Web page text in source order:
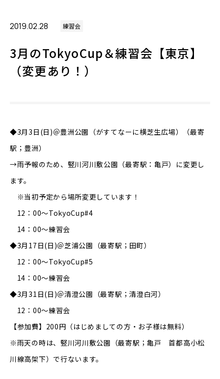
2019.02.28 練習会
3月のTokyoCup＆練習会【東京】
（変更あり！）
◆3月3日(日)＠豊洲公園（がすてなーに横芝生広場）（最寄
駅；豊洲）
→雨予報のため、竪川河川敷公園（最寄駅：亀戸）に変更し
ます。
※当初予定から場所変更しています！
12：00～TokyoCup#4
14：00～練習会
◆3月17日(日)＠芝浦公園（最寄駅；田町）
12：00～TokyoCup#5
14：00～練習会
◆3月31日(日)＠清澄公園（最寄駅；清澄白河）
12：00～練習会
【参加費】200円（はじめましての方・お子様は無料）
※雨天の時は、竪川河川敷公園（最寄駅；亀戸 首都高小松
川線高架下）で行ないます。